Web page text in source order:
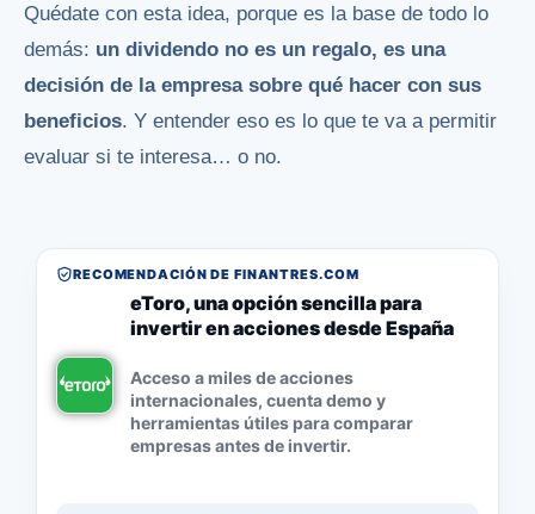
Quédate con esta idea, porque es la base de todo lo
demás: un dividendo no es un regalo, es una
decisión de la empresa sobre qué hacer con sus
beneficios. Y entender eso es lo que te va a permitir
evaluar si te interesa… o no.
RECOMENDACIÓN DE FINANTRES.COM
eToro, una opción sencilla para
invertir en acciones desde España
Acceso a miles de acciones
internacionales, cuenta demo y
herramientas útiles para comparar
empresas antes de invertir.